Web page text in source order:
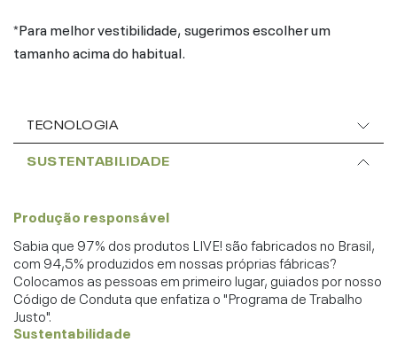
*Para melhor vestibilidade, sugerimos escolher um
tamanho acima do habitual.
TECNOLOGIA
SUSTENTABILIDADE
Produção responsável
Sabia que 97% dos produtos LIVE! são fabricados no Brasil,
com 94,5% produzidos em nossas próprias fábricas?
Colocamos as pessoas em primeiro lugar, guiados por nosso
Código de Conduta que enfatiza o "Programa de Trabalho
Justo".
Sustentabilidade